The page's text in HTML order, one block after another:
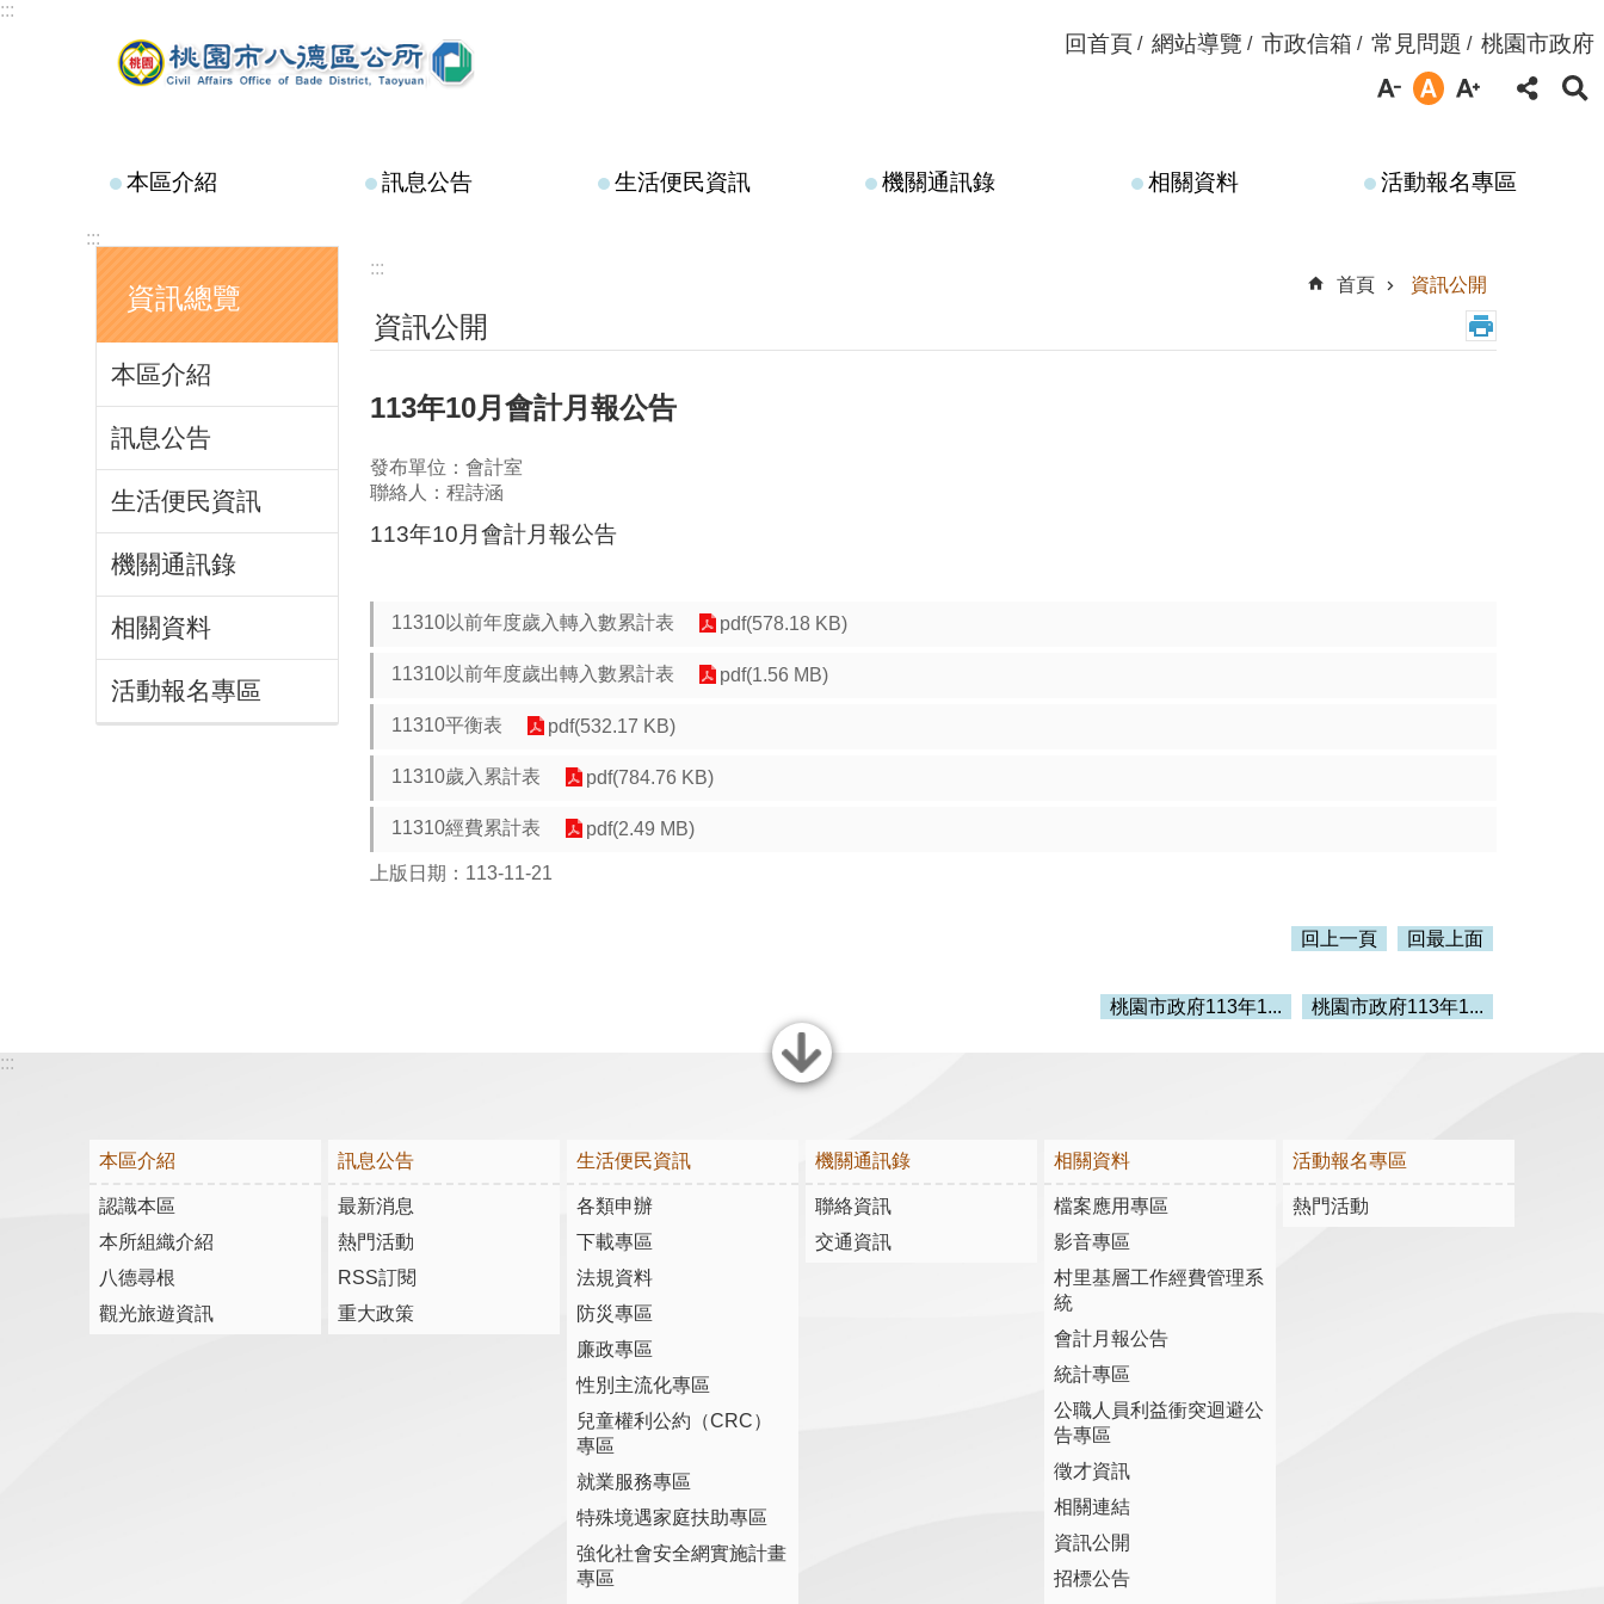
跳到主要內容區塊
:::
回首頁 網站導覽 市政信箱 常見問題 桃園市政府
本區介紹 訊息公告 生活便民資訊 機關通訊錄 相關資料 活動報名專區
:::
資訊總覽
本區介紹
訊息公告
生活便民資訊
機關通訊錄
相關資料
活動報名專區
:::
首頁
資訊公開
資訊公開
113年10月會計月報公告
發布單位：會計室
聯絡人：程詩涵
113年10月會計月報公告
11310以前年度歲入轉入數累計表 pdf(578.18 KB)
11310以前年度歲出轉入數累計表 pdf(1.56 MB)
11310平衡表 pdf(532.17 KB)
11310歲入累計表 pdf(784.76 KB)
11310經費累計表 pdf(2.49 MB)
上版日期：113-11-21
回上一頁 回最上面
桃園市政府113年1... 桃園市政府113年1...
關閉
:::
本區介紹
認識本區
本所組織介紹
八德尋根
觀光旅遊資訊
訊息公告
最新消息
熱門活動
RSS訂閱
重大政策
生活便民資訊
各類申辦
下載專區
法規資料
防災專區
廉政專區
性別主流化專區
兒童權利公約（CRC）
專區
就業服務專區
特殊境遇家庭扶助專區
強化社會安全網實施計畫
專區
機關通訊錄
聯絡資訊
交通資訊
相關資料
檔案應用專區
影音專區
村里基層工作經費管理系
統
會計月報公告
統計專區
公職人員利益衝突迴避公
告專區
徵才資訊
相關連結
資訊公開
招標公告
活動報名專區
熱門活動